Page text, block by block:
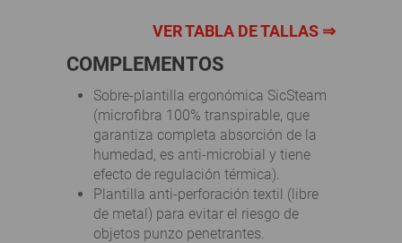
VER TABLA DE TALLAS ⇒
COMPLEMENTOS
Sobre-plantilla ergonómica SicSteam
(microfibra 100% transpirable, que
garantiza completa absorción de la
humedad, es anti-microbial y tiene
efecto de regulación térmica).
Plantilla anti-perforación textil (libre
de metal) para evitar el riesgo de
objetos punzo penetrantes.